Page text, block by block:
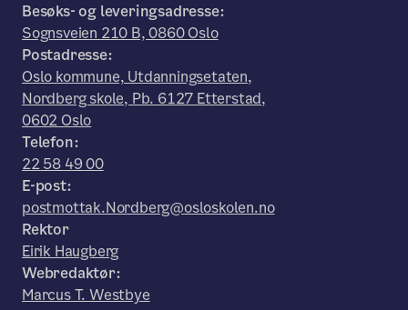
Besøks- og leveringsadresse:
Sognsveien 210 B, 0860 Oslo
Postadresse:
Oslo kommune, Utdanningsetaten,
Nordberg skole, Pb. 6127 Etterstad,
0602 Oslo
Telefon:
22 58 49 00
E-post:
postmottak.Nordberg@osloskolen.no
Rektor
Eirik Haugberg
Webredaktør:
Marcus T. Westbye